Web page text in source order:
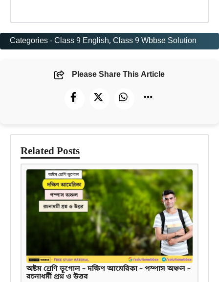
Categories -Class 9 English, Class 9 Wbbse Solution
Please Share This Article
Related Posts
অষ্টম শ্রেণি ভূগোল – দক্ষিণ আমেরিকা – পম্পাস অঞ্চল –
রচনাধর্মী প্রশ্ন ও উত্তর